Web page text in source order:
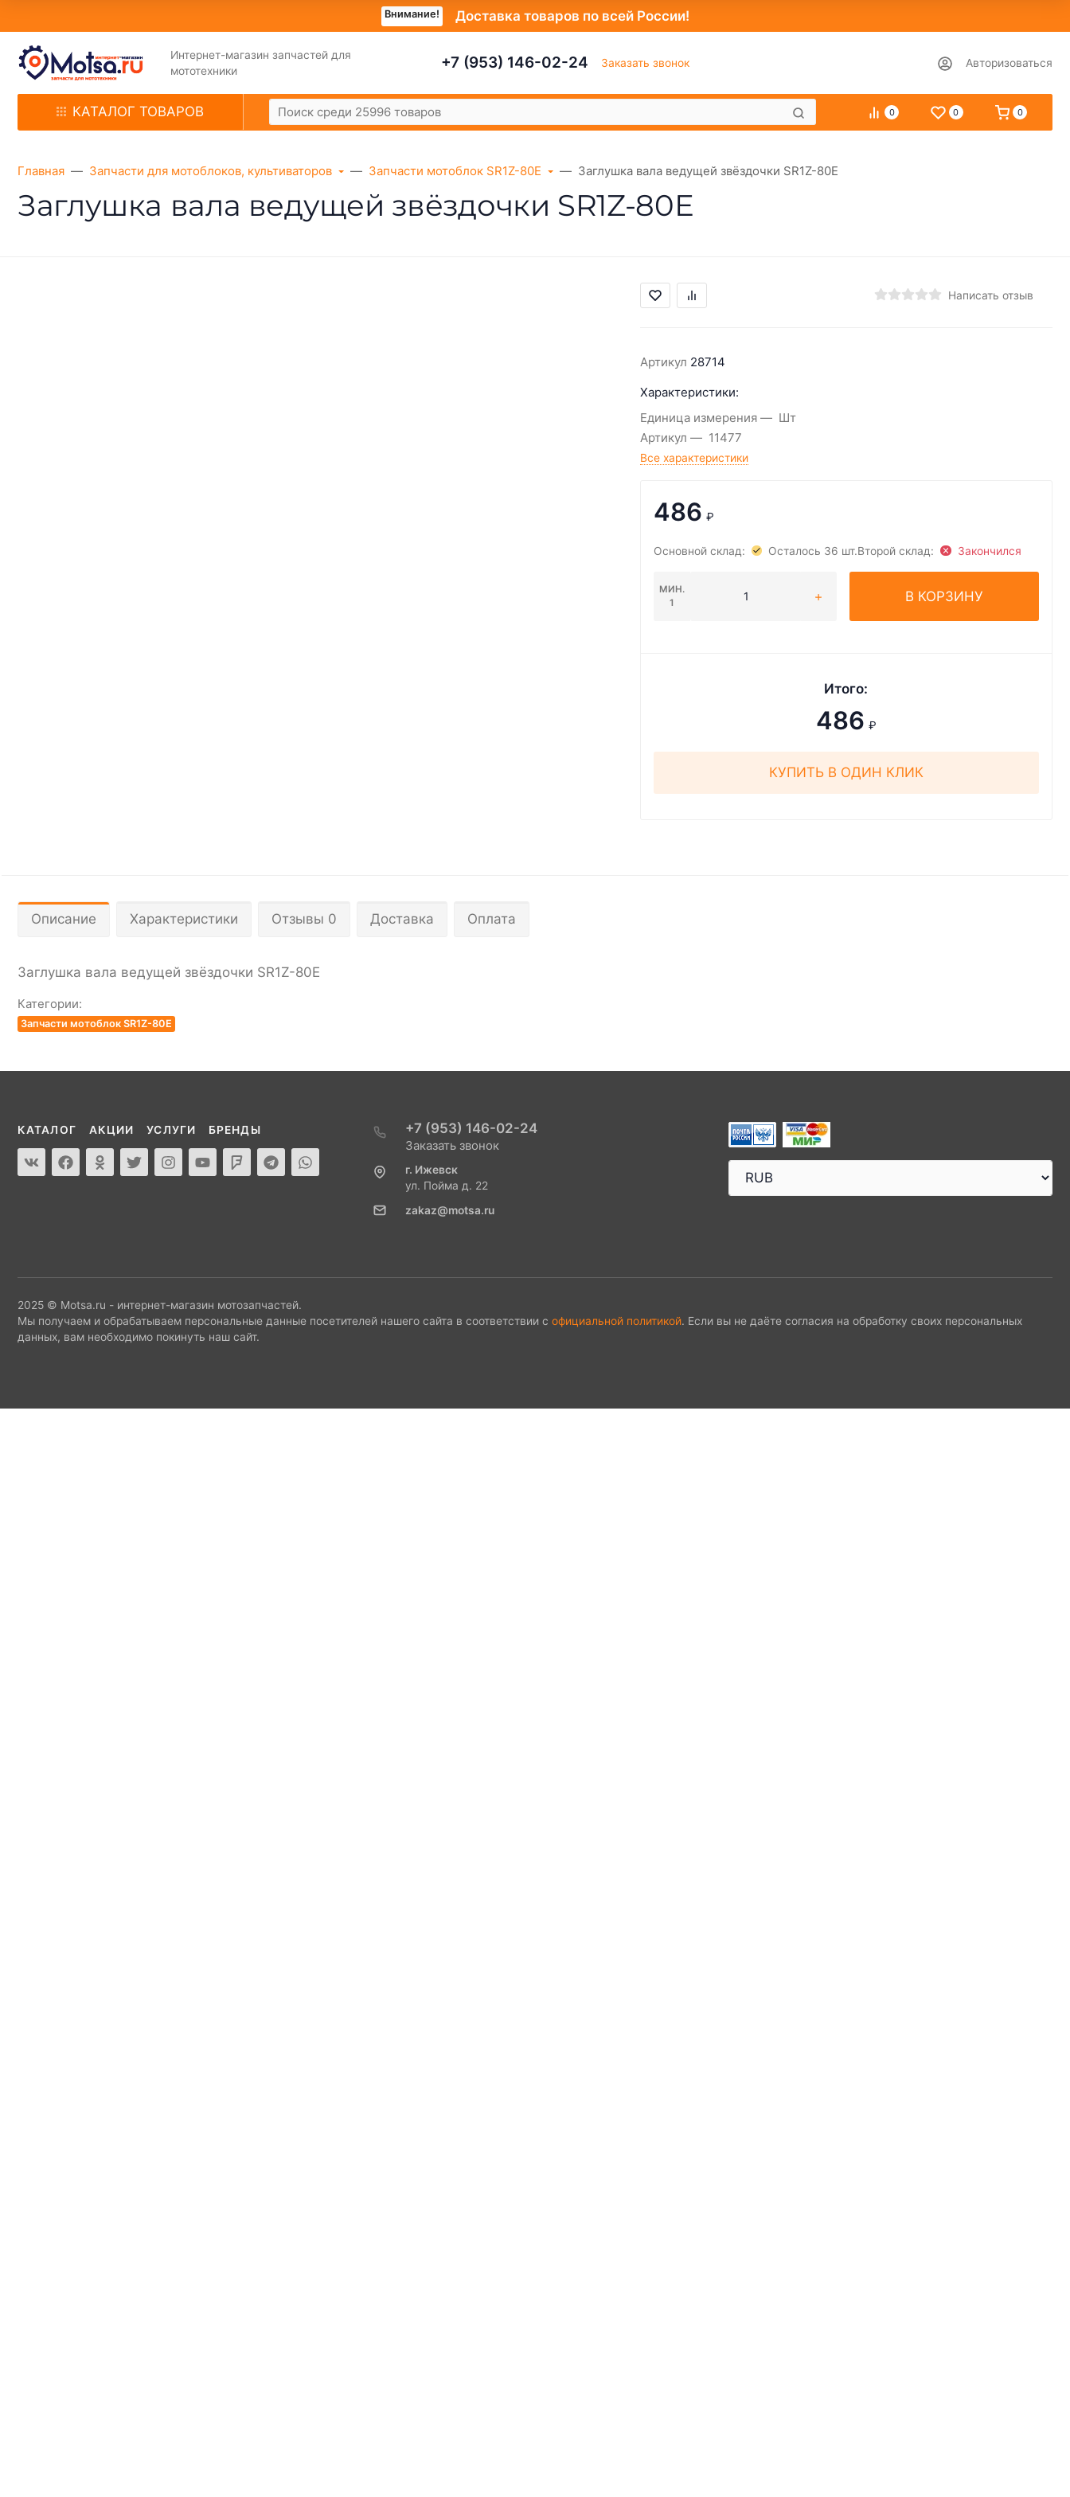
Внимание! Доставка товаров по всей России!
Интернет-магазин запчастей для
мототехники
+7 (953) 146-02-24 Заказать звонок Авторизоваться
КАТАЛОГ ТОВАРОВ 0 0 0
Главная Запчасти для мотоблоков, культиваторов Запчасти мотоблок SR1Z-80E Заглушка вала ведущей звёздочки SR1Z-80Е
Заглушка вала ведущей звёздочки SR1Z-80Е
Написать отзыв
Артикул 28714
Характеристики:
Единица измерения
Шт
Артикул
11477
Все характеристики
486 ₽
Основной склад: Осталось 36 шт.Второй склад: Закончился
МИН.
1
В КОРЗИНУ
Итого:
486 ₽
КУПИТЬ В ОДИН КЛИК
Описание Характеристики Отзывы 0 Доставка Оплата
Заглушка вала ведущей звёздочки SR1Z-80Е
Категории:
Запчасти мотоблок SR1Z-80E
КАТАЛОГ АКЦИИ УСЛУГИ БРЕНДЫ +7 (953) 146-02-24
Заказать звонок
г. Ижевск
ул. Пойма д. 22
zakaz@motsa.ru
2025 © Motsa.ru - интернет-магазин мотозапчастей.
Мы получаем и обрабатываем персональные данные посетителей нашего сайта в соответствии с официальной политикой. Если вы не даёте согласия на обработку своих персональных
данных, вам необходимо покинуть наш сайт.